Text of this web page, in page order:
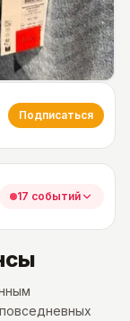
Подписаться
17 событий